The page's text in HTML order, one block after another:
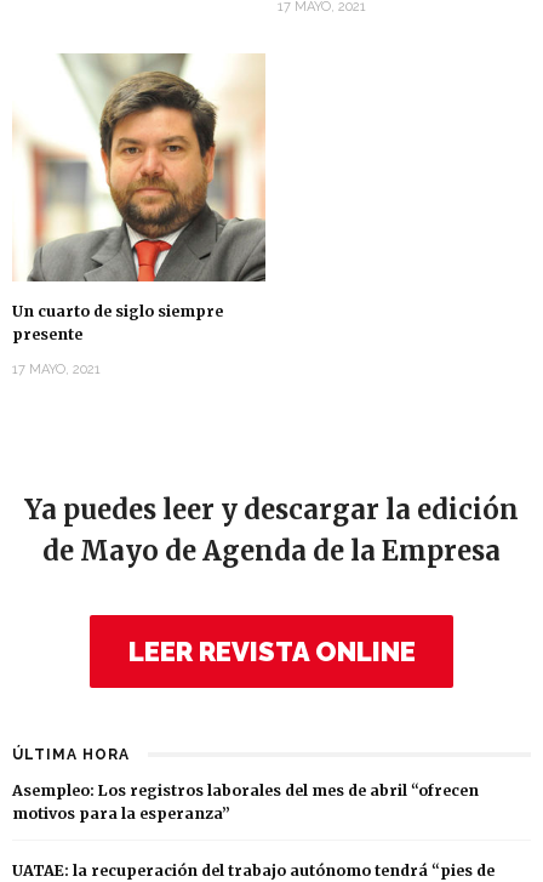
17 MAYO, 2021
Un cuarto de siglo siempre
presente
17 MAYO, 2021
Ya puedes leer y descargar la edición
de Mayo de Agenda de la Empresa
LEER REVISTA ONLINE
ÚLTIMA HORA
Asempleo: Los registros laborales del mes de abril “ofrecen
motivos para la esperanza”
UATAE: la recuperación del trabajo autónomo tendrá “pies de